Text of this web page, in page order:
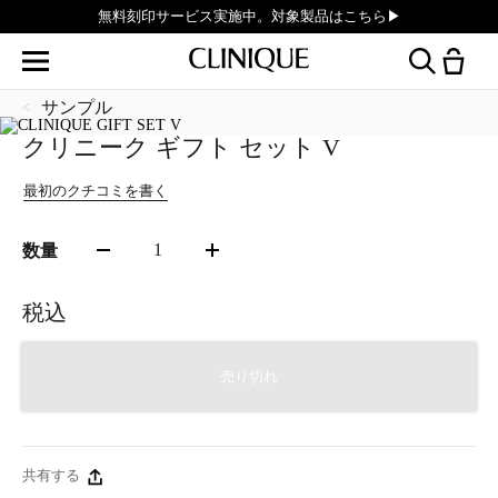
PayPayでのお支払いが可能になりました。
サンプル
クリニーク ギフト セット V
最初のクチコミを書く
数量 1
売り切れ
税込
共有する